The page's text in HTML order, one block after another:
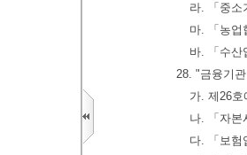
라. 「중소
마. 「농업
바. 「수산
28. "금융기
가. 제26
나. 「자본
다. 「보